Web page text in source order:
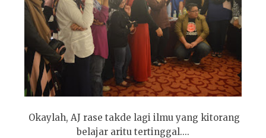
Okaylah, AJ rase takde lagi ilmu yang kitorang
belajar aritu tertinggal....